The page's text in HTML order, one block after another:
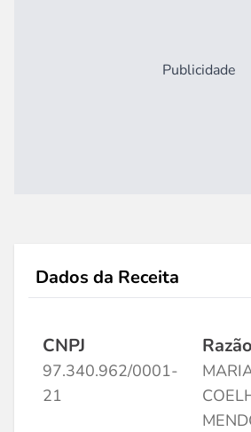
Publicidade
Dados da Receita
CNPJ
97.340.962/0001-
21